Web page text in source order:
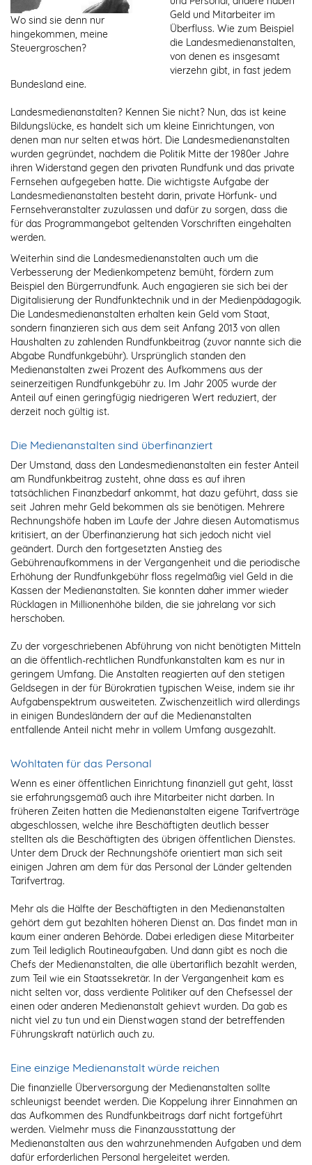
Wo sind sie denn nur
hingekommen, meine
Steuergroschen?
Geld und Mitarbeiter im
Überfluss. Wie zum Beispiel
die Landesmedienanstalten,
von denen es insgesamt
vierzehn gibt, in fast jedem
Bundesland eine.
Landesmedienanstalten? Kennen Sie nicht? Nun, das ist keine
Bildungslücke, es handelt sich um kleine Einrichtungen, von
denen man nur selten etwas hört. Die Landesmedienanstalten
wurden gegründet, nachdem die Politik Mitte der 1980er Jahre
ihren Widerstand gegen den privaten Rundfunk und das private
Fernsehen aufgegeben hatte. Die wichtigste Aufgabe der
Landesmedienanstalten besteht darin, private Hörfunk- und
Fernsehveranstalter zuzulassen und dafür zu sorgen, dass die
für das Programmangebot geltenden Vorschriften eingehalten
werden.
Weiterhin sind die Landesmedienanstalten auch um die
Verbesserung der Medienkompetenz bemüht, fördern zum
Beispiel den Bürgerrundfunk. Auch engagieren sie sich bei der
Digitalisierung der Rundfunktechnik und in der Medienpädagogik.
Die Landesmedienanstalten erhalten kein Geld vom Staat,
sondern finanzieren sich aus dem seit Anfang 2013 von allen
Haushalten zu zahlenden Rundfunkbeitrag (zuvor nannte sich die
Abgabe Rundfunkgebühr). Ursprünglich standen den
Medienanstalten zwei Prozent des Aufkommens aus der
seinerzeitigen Rundfunkgebühr zu. Im Jahr 2005 wurde der
Anteil auf einen geringfügig niedrigeren Wert reduziert, der
derzeit noch gültig ist.
Die Medienanstalten sind überfinanziert
Der Umstand, dass den Landesmedienanstalten ein fester Anteil
am Rundfunkbeitrag zusteht, ohne dass es auf ihren
tatsächlichen Finanzbedarf ankommt, hat dazu geführt, dass sie
seit Jahren mehr Geld bekommen als sie benötigen. Mehrere
Rechnungshöfe haben im Laufe der Jahre diesen Automatismus
kritisiert, an der Überfinanzierung hat sich jedoch nicht viel
geändert. Durch den fortgesetzten Anstieg des
Gebührenaufkommens in der Vergangenheit und die periodische
Erhöhung der Rundfunkgebühr floss regelmäßig viel Geld in die
Kassen der Medienanstalten. Sie konnten daher immer wieder
Rücklagen in Millionenhöhe bilden, die sie jahrelang vor sich
herschoben.
Zu der vorgeschriebenen Abführung von nicht benötigten Mitteln
an die öffentlich-rechtlichen Rundfunkanstalten kam es nur in
geringem Umfang. Die Anstalten reagierten auf den stetigen
Geldsegen in der für Bürokratien typischen Weise, indem sie ihr
Aufgabenspektrum ausweiteten. Zwischenzeitlich wird allerdings
in einigen Bundesländern der auf die Medienanstalten
entfallende Anteil nicht mehr in vollem Umfang ausgezahlt.
Wohltaten für das Personal
Wenn es einer öffentlichen Einrichtung finanziell gut geht, lässt
sie erfahrungsgemäß auch ihre Mitarbeiter nicht darben. In
früheren Zeiten hatten die Medienanstalten eigene Tarifverträge
abgeschlossen, welche ihre Beschäftigten deutlich besser
stellten als die Beschäftigten des übrigen öffentlichen Dienstes.
Unter dem Druck der Rechnungshöfe orientiert man sich seit
einigen Jahren am dem für das Personal der Länder geltenden
Tarifvertrag.
Mehr als die Hälfte der Beschäftigten in den Medienanstalten
gehört dem gut bezahlten höheren Dienst an. Das findet man in
kaum einer anderen Behörde. Dabei erledigen diese Mitarbeiter
zum Teil lediglich Routineaufgaben. Und dann gibt es noch die
Chefs der Medienanstalten, die alle übertariflich bezahlt werden,
zum Teil wie ein Staatssekretär. In der Vergangenheit kam es
nicht selten vor, dass verdiente Politiker auf den Chefsessel der
einen oder anderen Medienanstalt gehievt wurden. Da gab es
nicht viel zu tun und ein Dienstwagen stand der betreffenden
Führungskraft natürlich auch zu.
Eine einzige Medienanstalt würde reichen
Die finanzielle Überversorgung der Medienanstalten sollte
schleunigst beendet werden. Die Koppelung ihrer Einnahmen an
das Aufkommen des Rundfunkbeitrags darf nicht fortgeführt
werden. Vielmehr muss die Finanzausstattung der
Medienanstalten aus den wahrzunehmenden Aufgaben und dem
dafür erforderlichen Personal hergeleitet werden.